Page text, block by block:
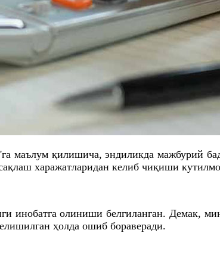
га маълум қилишича, эндиликда мажбурий
харажатларидан келиб чиқиши
инобатга олиниши белгиланган. Демак,
ҳолда ошиб бораверади.